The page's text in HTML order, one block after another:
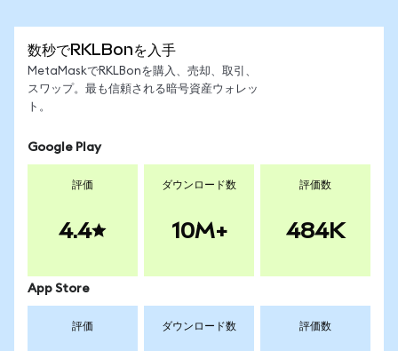
数秒でRKLBonを入手
MetaMaskでRKLBonを購入、売却、取引、
スワップ。最も信頼される暗号資産ウォレッ
ト。
Google Play
評価
4.4
ダウンロード数
10M+
評価数
484K
App Store
評価 ダウンロード数 評価数